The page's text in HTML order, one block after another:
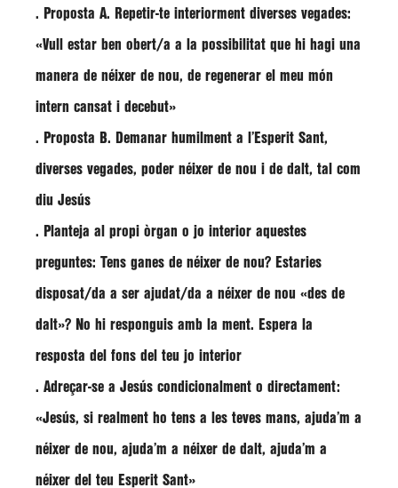
. Proposta A. Repetir-te interiorment diverses vegades:
«Vull estar ben obert/a a la possibilitat que hi hagi una
manera de néixer de nou, de regenerar el meu món
intern cansat i decebut»
. Proposta B. Demanar humilment a l’Esperit Sant,
diverses vegades, poder néixer de nou i de dalt, tal com
diu Jesús
. Planteja al propi òrgan o jo interior aquestes
preguntes: Tens ganes de néixer de nou? Estaries
disposat/da a ser ajudat/da a néixer de nou «des de
dalt»? No hi responguis amb la ment. Espera la
resposta del fons del teu jo interior
. Adreçar-se a Jesús condicionalment o directament:
«Jesús, si realment ho tens a les teves mans, ajuda’m a
néixer de nou, ajuda’m a néixer de dalt, ajuda’m a
néixer del teu Esperit Sant»